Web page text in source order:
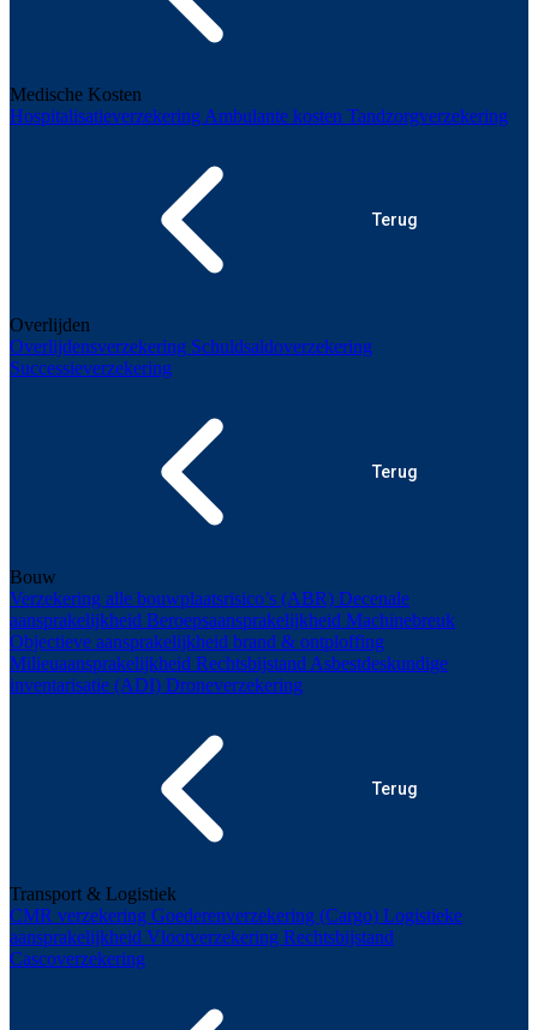
Medische Kosten
Hospitalisatieverzekering Ambulante kosten Tandzorgverzekering
Terug
Overlijden
Overlijdensverzekering Schuldsaldoverzekering
Successieverzekering
Terug
Bouw
Verzekering alle bouwplaatsrisico’s (ABR) Decenale
aansprakelijkheid Beroepsaansprakelijkheid Machinebreuk
Objectieve aansprakelijkheid brand & ontploffing
Milieuaansprakelijkheid Rechtsbijstand Asbestdeskundige
inventarisatie (ADI) Droneverzekering
Terug
Transport & Logistiek
CMR verzekering Goederenverzekering (Cargo) Logistieke
aansprakelijkheid Vlootverzekering Rechtsbijstand
Cascoverzekering